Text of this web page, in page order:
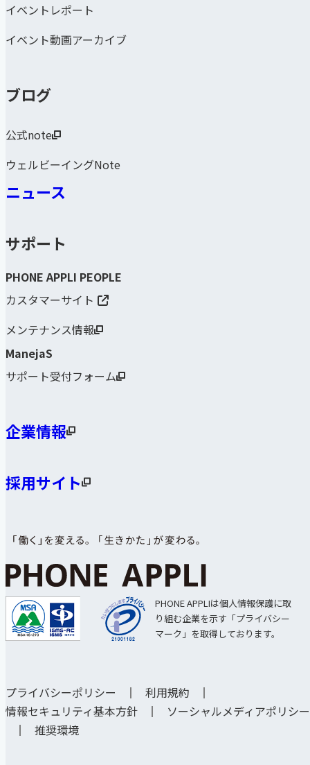
イベントレポート
イベント動画アーカイブ
ブログ
公式note
ウェルビーイングNote
ニュース
サポート
PHONE APPLI PEOPLE
カスタマーサイト
メンテナンス情報
ManejaS
サポート受付フォーム
企業情報
採用サイト
PHONE APPLIは個人情報保護に取
り組む企業を示す「プライバシー
マーク」を取得しております。
プライバシーポリシー
利用規約
情報セキュリティ基本方針
ソーシャルメディアポリシー
推奨環境